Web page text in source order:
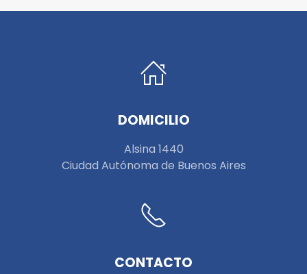
DOMICILIO
Alsina 1440
Ciudad Autónoma de Buenos Aires
CONTACTO